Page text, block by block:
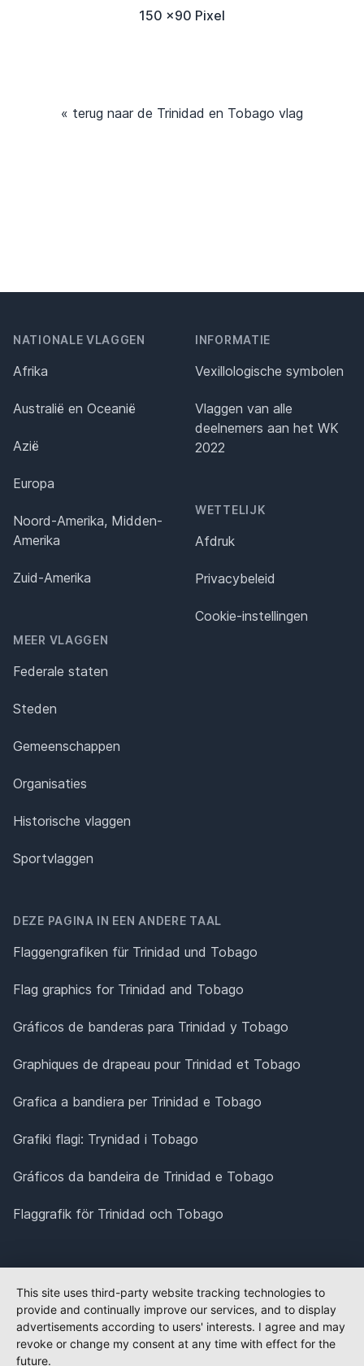
150 x90 Pixel
« terug naar de Trinidad en Tobago vlag
NATIONALE VLAGGEN
Afrika
Australië en Oceanië
Azië
Europa
Noord-Amerika, Midden-
Amerika
Zuid-Amerika
MEER VLAGGEN
Federale staten
Steden
Gemeenschappen
Organisaties
Historische vlaggen
Sportvlaggen
INFORMATIE
Vexillologische symbolen
Vlaggen van alle
deelnemers aan het WK
2022
WETTELIJK
Afdruk
Privacybeleid
Cookie-instellingen
DEZE PAGINA IN EEN ANDERE TAAL
Flaggengrafiken für Trinidad und Tobago
Flag graphics for Trinidad and Tobago
Gráficos de banderas para Trinidad y Tobago
Graphiques de drapeau pour Trinidad et Tobago
Grafica a bandiera per Trinidad e Tobago
Grafiki flagi: Trynidad i Tobago
Gráficos da bandeira de Trinidad e Tobago
Flaggrafik för Trinidad och Tobago
This site uses third-party website tracking technologies to
provide and continually improve our services, and to display
advertisements according to users' interests. I agree and may
revoke or change my consent at any time with effect for the
future.